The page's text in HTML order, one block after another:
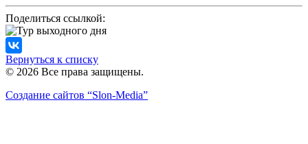
Поделиться ссылкой:
Вернуться к списку
© 2026 Все права защищены.
Создание сайтов “Slon-Media”